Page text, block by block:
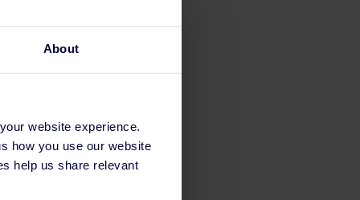
About
website experience.
how you use our website
help us share relevant
dois terços
das viagens
de viagem, em
para a